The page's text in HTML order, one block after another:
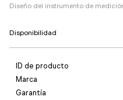
Diseño del instrumento de
Disponibilidad
ID de producto
Marca
Garantía